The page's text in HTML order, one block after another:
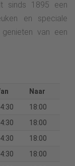
sinds 1895 een
en speciale
van een
Naar
18:00
18:00
18:00
18:00